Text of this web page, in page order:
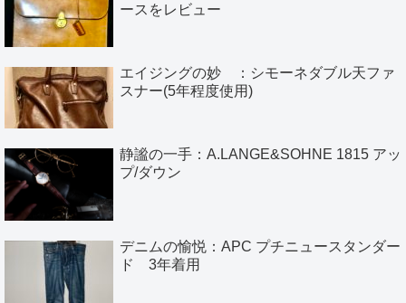
ースをレビュー
エイジングの妙 ：シモーネダブル天ファ
スナー(5年程度使用)
静謐の一手：A.LANGE&SOHNE 1815 アッ
プ/ダウン
デニムの愉悦：APC プチニュースタンダー
ド 3年着用